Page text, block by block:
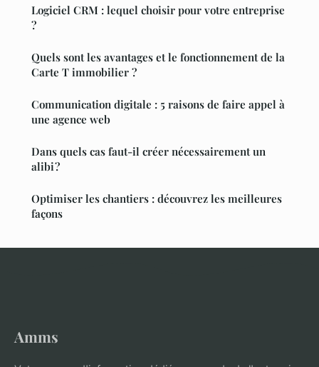
Logiciel CRM : lequel choisir pour votre entreprise
?
Quels sont les avantages et le fonctionnement de la
Carte T immobilier ?
Communication digitale : 5 raisons de faire appel à
une agence web
Dans quels cas faut-il créer nécessairement un
alibi ?
Optimiser les chantiers : découvrez les meilleures
façons
Amms